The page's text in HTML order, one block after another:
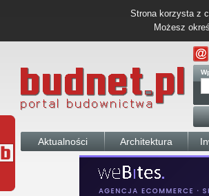
Strona korzysta z
Możesz
Aktualności Architektura